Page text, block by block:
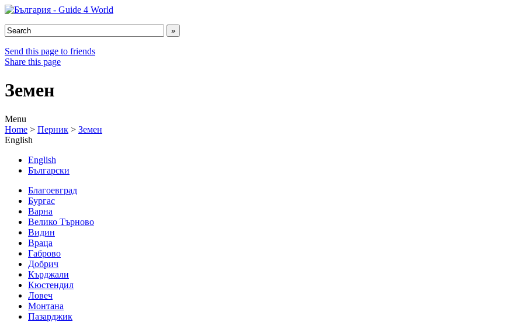
Send this page to friends
Share this page
Земен
Menu
Home > Перник > Земен
English
English
Български
Благоевград
Бургас
Варна
Велико Търново
Видин
Враца
Габрово
Добрич
Кърджали
Кюстендил
Ловеч
Монтана
Пазарджик